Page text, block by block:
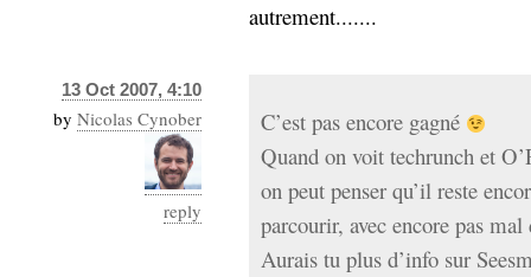
autrement.......
13 Oct 2007, 4:10
by Nicolas Cynober
reply
C’est pas encore gagné
Quand on voit techrunch et
on peut penser qu’il reste
parcourir, avec encore pas mal
Aurais tu plus d’info sur